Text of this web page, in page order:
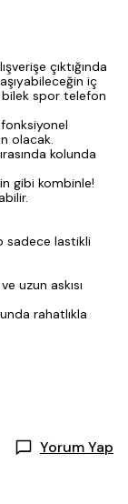
çıktığında
iç
bilek spor telefon
olacak.
kolunda
gibi kombinle!
sadece lastikli
uzun askısı
rahatlıkla
Yorum Yap